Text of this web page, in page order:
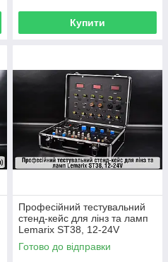
Купити
Професійний тестувальний
стенд-кейс для лінз та ламп
Lemarix ST38, 12-24V
Готово до відправки